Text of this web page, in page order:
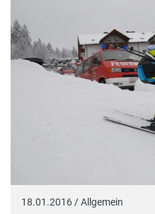
18.01.2016 / Allgemein